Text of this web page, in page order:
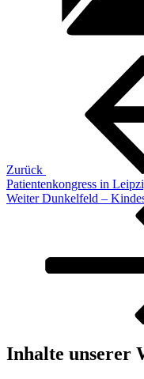
Zurück
Patientenkongress in
Nächster
Weiter Dunkelfeld –
Inhalte unserer